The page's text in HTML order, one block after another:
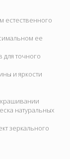
естественного
ее
точного
и яркости
натуральных
зеркального